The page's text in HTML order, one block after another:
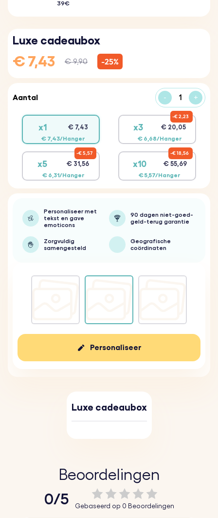
39€
Luxe cadeaubox
€ 7,43 € 9,90 -25%
Aantal - +
x1 € 7,43
€ 7,43/Hanger
x3 € 20,05
€ 6,68/Hanger
€ 2,23
x5 € 31,56
€ 6,31/Hanger
€ 5,57
x10 € 55,69
€ 5,57/Hanger
€ 18,56
Personaliseer met
tekst en gave
emoticons
90 dagen niet-goed-
geld-terug garantie
Zorgvuldig
samengesteld
Geografische
coördinaten
Personaliseer
Luxe cadeaubox
Beoordelingen
0/5 Gebaseerd op 0 Beoordelingen